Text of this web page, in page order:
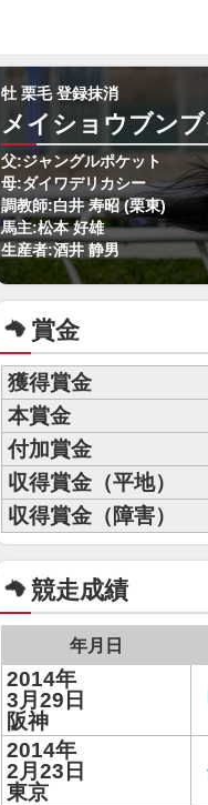
牡 栗毛 登録抹消
メイショウブンブ
父:ジャングルポケット
母:ダイワデリカシー
調教師:白井 寿昭 (栗東)
馬主:松本 好雄
生産者:酒井 静男
賞金
獲得賞金
本賞金
付加賞金
収得賞金（平地）
収得賞金（障害）
競走成績
年月日
2014年
3月29日
阪神
2014年
2月23日
東京